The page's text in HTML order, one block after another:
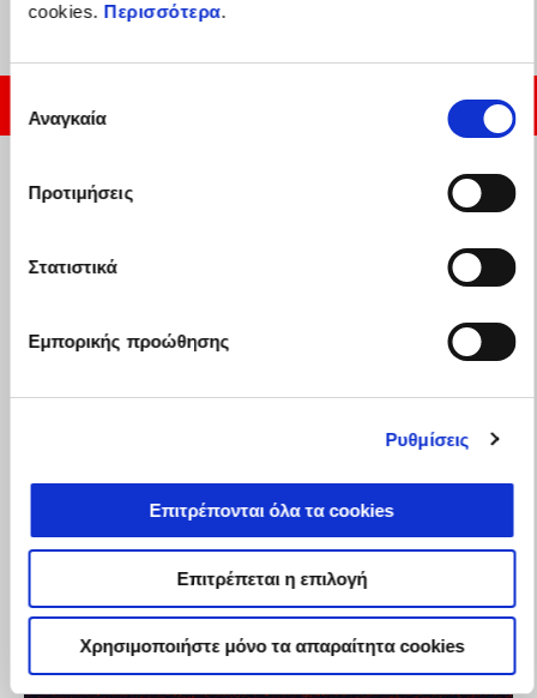
cookies. Περισσότερα.
συγκατάθεσης
Αναγκαία
Προτιμήσεις
Στατιστικά
Εμπορικής προώθησης
Ρυθμίσεις
Επιτρέπονται όλα τα cookies
Επιτρέπεται η επιλογή
Χρησιμοποιήστε μόνο τα απαραίτητα cookies
€ 12400 € 13400